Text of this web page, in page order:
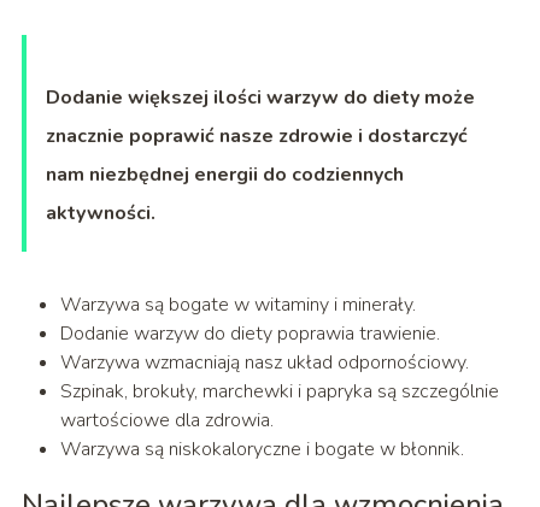
Dodanie większej ilości warzyw do diety może
znacznie poprawić nasze zdrowie i dostarczyć
nam niezbędnej energii do codziennych
aktywności.
Warzywa są bogate w witaminy i minerały.
Dodanie warzyw do diety poprawia trawienie.
Warzywa wzmacniają nasz układ odpornościowy.
Szpinak, brokuły, marchewki i papryka są szczególnie
wartościowe dla zdrowia.
Warzywa są niskokaloryczne i bogate w błonnik.